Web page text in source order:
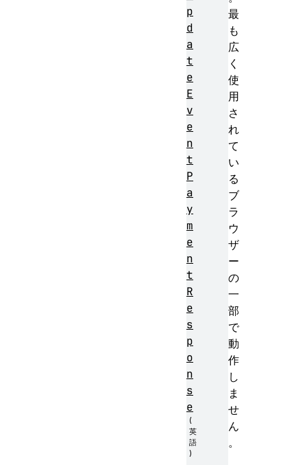
最
も
広
く
使
用
さ
れ
て
い
る
ブ
ラ
ウ
ザ
ー
の
一
部
で
動
作
し
ま
せ
ん
。
p
d
a
t
e
E
v
e
n
t
P
a
y
m
e
n
t
R
e
s
p
o
n
s
e